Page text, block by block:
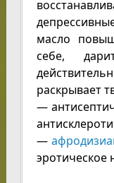
масло
себе,
раскрывает
—
—
эротическое